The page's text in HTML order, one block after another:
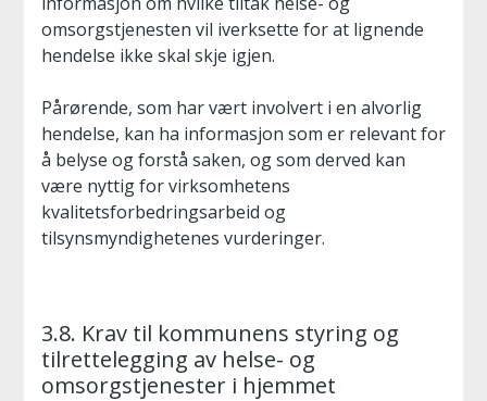
omsorgstjenesten vil iverksette for at lignende
hendelse ikke skal skje igjen.
Pårørende, som har vært involvert i en alvorlig
hendelse, kan ha informasjon som er relevant for
å belyse og forstå saken, og som derved kan
være nyttig for virksomhetens
kvalitetsforbedringsarbeid og
tilsynsmyndighetenes vurderinger.
3.8. Krav til kommunens styring og
tilrettelegging av helse- og
omsorgstjenester i hjemmet